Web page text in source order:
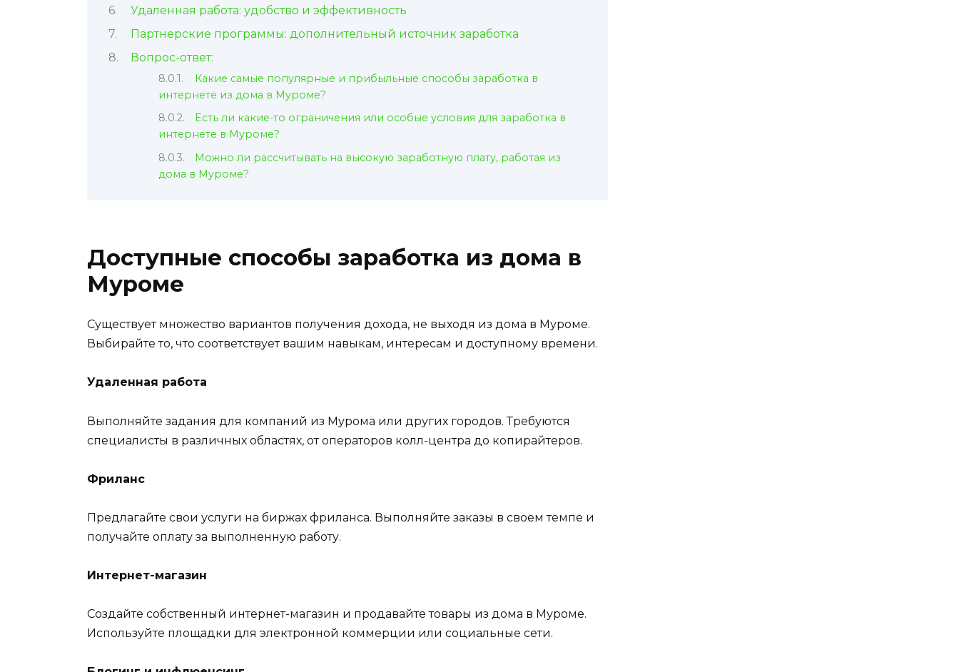
Удаленная работа: удобство и эффективность
Партнерские программы: дополнительный источник заработка
Вопрос-ответ:
Какие самые популярные и прибыльные способы заработка в
интернете из дома в Муроме?
Есть ли какие-то ограничения или особые условия для заработка в
интернете в Муроме?
Можно ли рассчитывать на высокую заработную плату, работая из
дома в Муроме?
Доступные способы заработка из дома в
Муроме
Существует множество вариантов получения дохода, не выходя из дома в Муроме.
Выбирайте то, что соответствует вашим навыкам, интересам и доступному времени.
Удаленная работа
Выполняйте задания для компаний из Мурома или других городов. Требуются
специалисты в различных областях, от операторов колл-центра до копирайтеров.
Фриланс
Предлагайте свои услуги на биржах фриланса. Выполняйте заказы в своем темпе и
получайте оплату за выполненную работу.
Интернет-магазин
Создайте собственный интернет-магазин и продавайте товары из дома в Муроме.
Используйте площадки для электронной коммерции или социальные сети.